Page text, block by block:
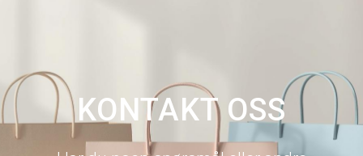
KONTAKT OSS